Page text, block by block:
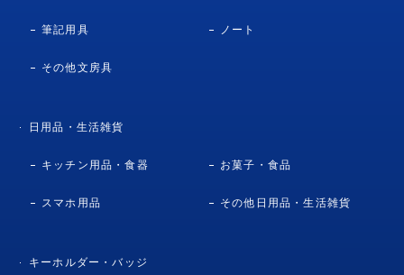
筆記用具 ノート
その他文房具
日用品・生活雑貨
キッチン用品・食器 お菓子・食品
スマホ用品 その他日用品・生活雑貨
キーホルダー・バッジ